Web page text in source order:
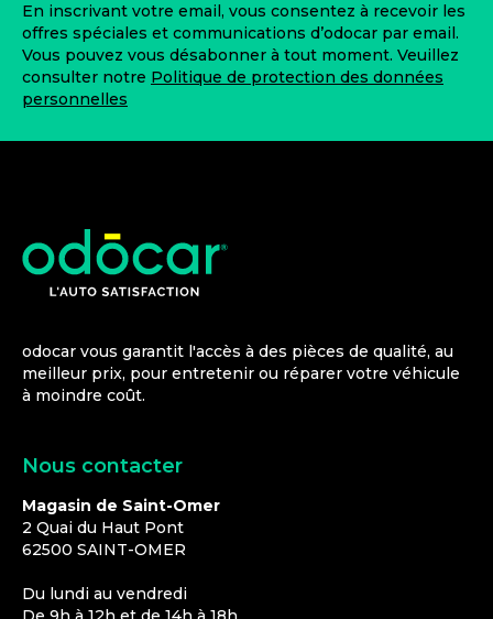
En inscrivant votre email, vous consentez à recevoir les
offres spéciales et communications d’odocar par email.
Vous pouvez vous désabonner à tout moment. Veuillez
consulter notre Politique de protection des données
personnelles
odocar vous garantit l'accès à des pièces de qualité, au
meilleur prix, pour entretenir ou réparer votre véhicule
à moindre coût.
Nous contacter
Magasin de Saint-Omer
2 Quai du Haut Pont
62500 SAINT-OMER
Du lundi au vendredi